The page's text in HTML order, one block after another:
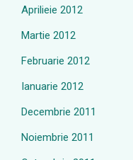
Aprilieie 2012
Martie 2012
Februarie 2012
Ianuarie 2012
Decembrie 2011
Noiembrie 2011